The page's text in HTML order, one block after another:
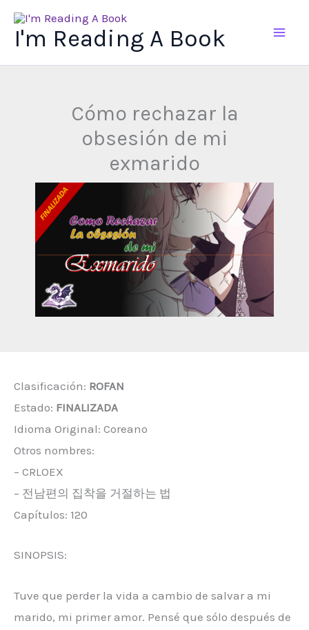
I'm Reading A Book
Cómo rechazar la
obsesión de mi
exmarido
Clasificación: ROFAN
Estado: FINALIZADA
Idioma Original: Coreano
Otros nombres:
– CRLOEX
– 전남편의 집착을 거절하는 법
Capítulos: 120
SINOPSIS:
Tuve que perder la vida a cambio de salvar a mi
marido, mi primer amor. Pensé que sólo después de